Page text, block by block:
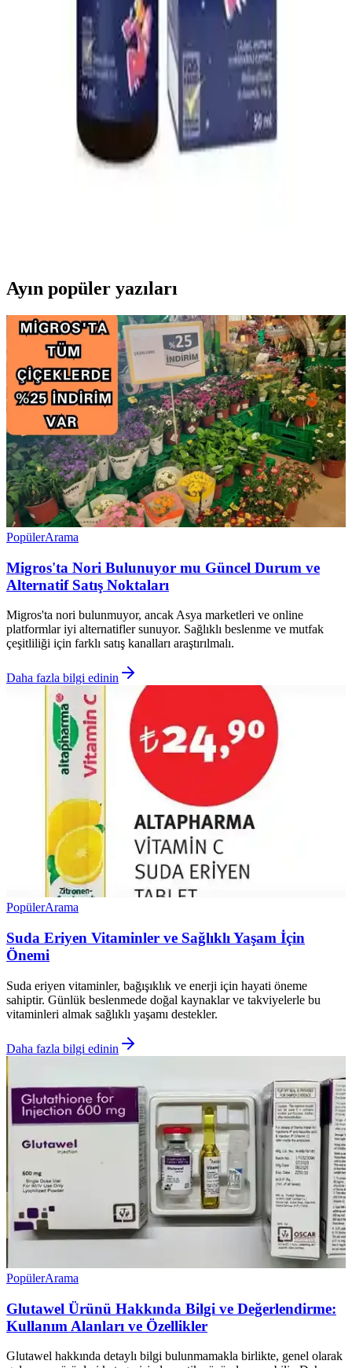
uyulduğunda güvenlidir, ebeveynler ve doktorlar tarafından tercih
Yıkanabilir Kilitli Bebek Mama Kabı ve Gıda
Poşetleri: Güvenli ve Ekonomik Saklama Çözümleri
Yıkanabilir kilitli bebek mama kabı ve gıda poşetleri hijyen ve
sürdürülebilirlik sağlar, kolay temizlenir, güvenli ve ekonomik
kullanımıyla ebeveynlerin tercihidir.
Bebeklerde Uyku Kalitesini Artıran Doğal Uyku
Ayın popüler yazıları
PopülerArama
Migros'ta Nori Bulunuyor mu Güncel Durum ve
Alternatif Satış Noktaları
Migros'ta nori bulunmuyor, ancak Asya marketleri ve online
platformlar iyi alternatifler sunuyor. Sağlıklı beslenme ve mutfak
çeşitliliği için farklı satış kanalları araştırılmalı.
Daha fazla bilgi edinin
PopülerArama
Suda Eriyen Vitaminler ve Sağlıklı Yaşam İçin
Önemi
Suda eriyen vitaminler, bağışıklık ve enerji için hayati öneme
sahiptir. Günlük beslenmede doğal kaynaklar ve takviyelerle bu
vitaminleri almak sağlıklı yaşamı destekler.
Daha fazla bilgi edinin
PopülerArama
Glutawel Ürünü Hakkında Bilgi ve Değerlendirme:
Kullanım Alanları ve Özellikler
Glutawel hakkında detaylı bilgi bulunmamakla birlikte, genel olarak